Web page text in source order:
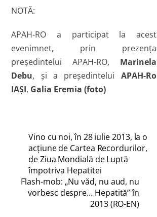
NOTĂ:
APAH-RO a participat la acest
evenimnet, prin prezența
președintelui APAH-RO, Marinela
Debu, și a președintelui APAH-Ro
IAȘI, Galia Eremia (foto)
Vino cu noi, în 28 iulie 2013, la o
acțiune de Cartea Recordurilor,
de Ziua Mondială de Luptă
împotriva Hepatitei
Flash-mob: „Nu văd, nu aud, nu
vorbesc despre… Hepatită” în
2013 (RO-EN)